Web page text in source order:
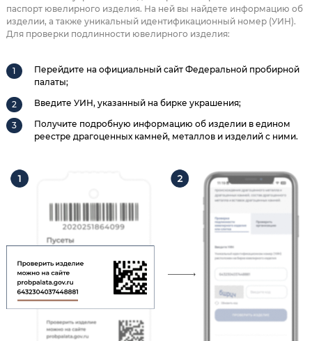
паспорт ювелирного изделия. На ней вы найдете информацию об
изделии, а также уникальный идентификационный номер (УИН).
Для проверки подлинности ювелирного изделия:
Перейдите на официальный сайт Федеральной пробирной
палаты;
Введите УИН, указанный на бирке украшения;
Получите подробную информацию об изделии в едином
реестре драгоценных камней, металлов и изделий с ними.